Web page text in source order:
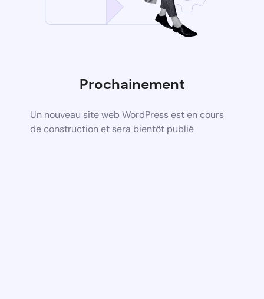
Prochainement
Un nouveau site web WordPress est en cours
de construction et sera bientôt publié